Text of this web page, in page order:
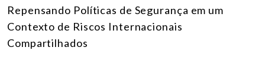
Repensando Políticas de Segurança em um
Contexto de Riscos Internacionais
Compartilhados